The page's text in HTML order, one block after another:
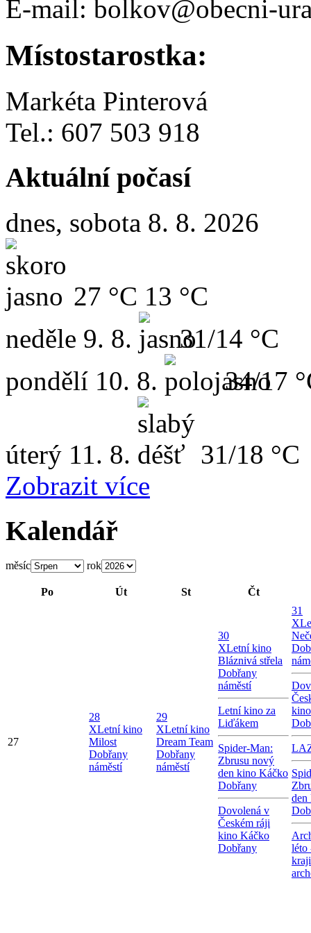
E-mail: bolkov@obecni-
Místostarostka:
Markéta Pinterová
Tel.: 607 503 918
Aktuální počasí
dnes, sobota 8. 8. 2026
27 °C 13 °C
neděle 9. 8.
31/14 °C
pondělí 10. 8. 34/17
úterý 11. 8.
31/18 °C
Zobrazit více
Kalendář
měsíc rok
Po Út St Čt
27
28
XLetní kino
Milost
Dobřany
náměstí
29
XLetní kino
Dream Team
Dobřany
náměstí
30
XLetní kino
Bláznivá střela
Dobřany
náměstí
Letní kino za
Liďákem
Spider-Man:
Zbrusu nový
den kino Káčko
Dobřany
Dovolená v
Českém ráji
kino Káčko
Dobřany
31
X
den
léto